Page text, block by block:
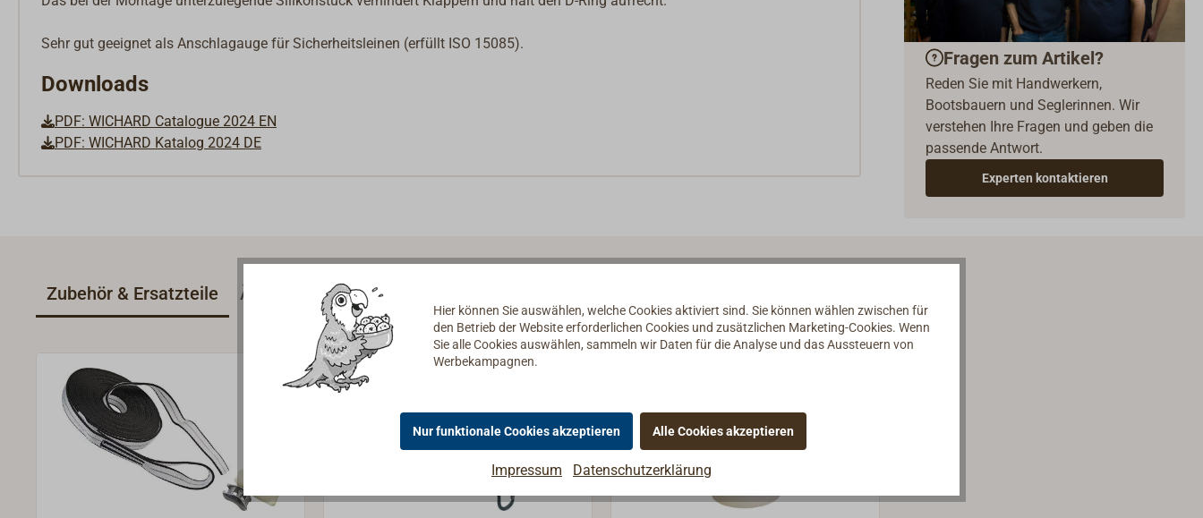
Sehr gut geeignet als Anschlagauge für Sicherheitsleinen (erfüllt ISO 15085).
Downloads
PDF: WICHARD Catalogue 2024 EN
PDF: WICHARD Katalog 2024 DE
Fragen zum Artikel?
Reden Sie mit Handwerkern,
Bootsbauern und Seglerinnen. Wir
verstehen Ihre Fragen und geben die
passende Antwort.
Experten kontaktieren
Zubehör & Ersatzteile Ähnliche Artikel
Hier können Sie auswählen, welche Cookies aktiviert sind. Sie können wählen zwischen für
den Betrieb der Website erforderlichen Cookies und zusätzlichen Marketing-Cookies. Wenn
Sie alle Cookies auswählen, sammeln wir Daten für die Analyse und das Aussteuern von
Werbekampagnen.
Nur funktionale Cookies akzeptieren Alle Cookies akzeptieren
Impressum Datenschutzerklärung